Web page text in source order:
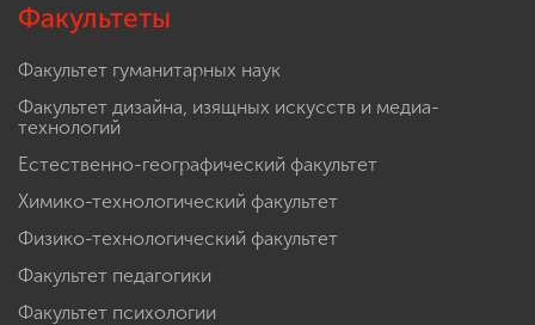
Факультеты
Факультет гуманитарных наук
Факультет дизайна, изящных искусств и медиа-
технологий
Естественно-географический факультет
Химико-технологический факультет
Физико-технологический факультет
Факультет педагогики
Факультет психологии